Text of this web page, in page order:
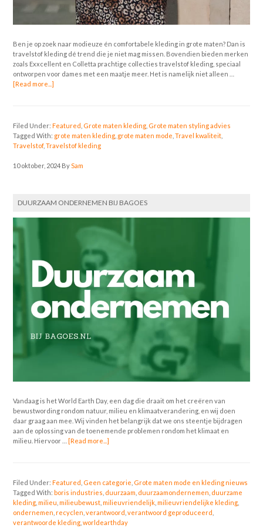
Ben je op zoek naar modieuze én comfortabele kleding in grote maten? Dan is
travelstof kleding dé trend die je niet mag missen. Bovendien bieden merken
zoals Exxcellent en Colletta prachtige collecties travelstof kleding, speciaal
ontworpen voor dames met een maatje meer. Het is namelijk niet alleen …
[Read more...]
Filed Under:Featured Grote maten kleding Grote maten styling advies
Tagged With: grote maten kleding grote maten mode ,Travel kwaliteit
Travelstof,Travelstof kleding
10 oktober, 2024 BySam
DUURZAAM ONDERNEMEN BIJ BAGOES
Vandaag is het World Earth Day, een dag die draait om het creëren van
bewustwording rondom natuur, milieu en klimaatverandering, en wij doen
daar graag aan mee. Wij vinden het belangrijk dat we ons steentje bijdragen
aan de oplossing van de toenemende problemen rondom het klimaat en
milieu. Hiervoor …
[Read more...]
Filed Under:Featured Geen categorie Grote maten mode en kleding nieuws
Tagged With: boris industries duurzaam duurzaamondernemen duurzame
kleding ,milieu ,milieubewust ,milieuvriendelijk ,milieuvriendelijke kleding
ondernemen ,recyclen ,verantwoord ,verantwoord geproduceerd
verantwoorde kleding ,worldearthday